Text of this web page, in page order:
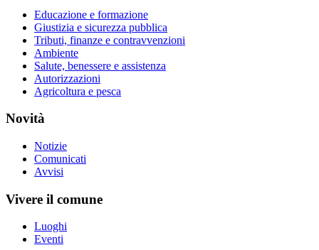
Educazione e formazione
Giustizia e sicurezza pubblica
Tributi, finanze e contravvenzioni
Ambiente
Salute, benessere e assistenza
Autorizzazioni
Agricoltura e pesca
Novità
Notizie
Comunicati
Avvisi
Vivere il comune
Luoghi
Eventi